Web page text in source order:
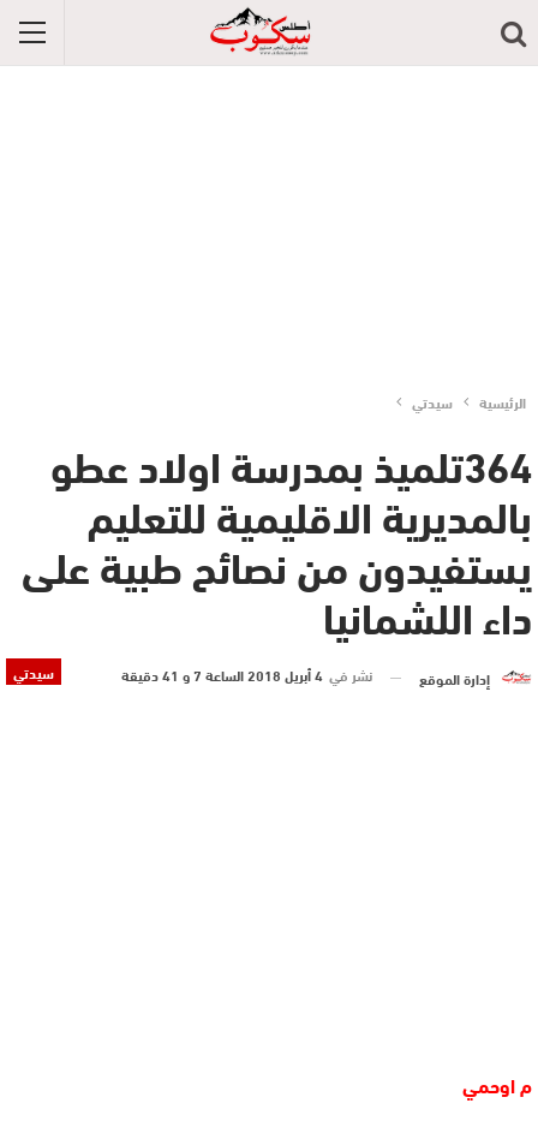
الرئيسية سيدتي
364تلميذ بمدرسة اولاد عطو
بالمديرية الاقليمية للتعليم
يستفيدون من نصائح طبية على
داء اللشمانيا
سيدتي إدارة الموقع نشر في 4 أبريل 2018 الساعة 7 و 41 دقيقة
م اوحمي